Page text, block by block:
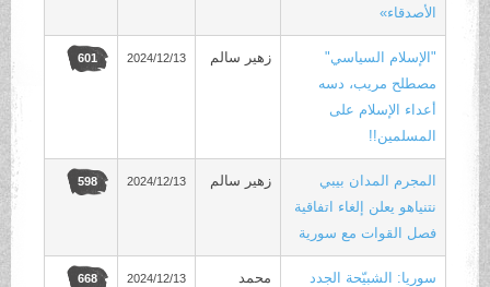
الأصدقاء»
"الإسلام السياسي"
مصطلح مريب، دسه
أعداء الإسلام على
المسلمين!!
زهير سالم 2024/12/13
601
المجرم المدان بيبي
نتنياهو يعلن إلغاء اتفاقية
فصل القوات مع سورية
زهير سالم 2024/12/13
598
سوريا: الشبيّحة الجدد
محمد
2024/12/13
668